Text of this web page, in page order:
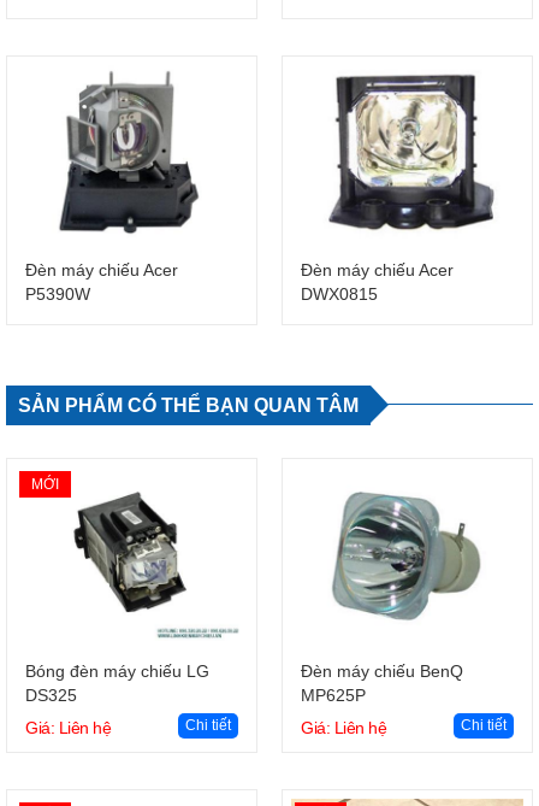
Đèn máy chiếu Acer
P5390W
Đèn máy chiếu Acer
DWX0815
SẢN PHẨM CÓ THỂ BẠN QUAN TÂM
MỚI
Giỏ hàng
Bóng đèn máy chiếu LG
DS325
Giá: Liên hệ
Chi tiết
Giỏ hàng
Đèn máy chiếu BenQ
MP625P
Giá: Liên hệ
Chi tiết